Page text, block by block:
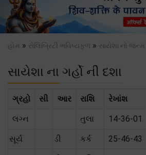
હોમ » સેલિબ્રિટી ભવિષ્યફળ » સાયેશા નો જન્મ
સાયેશા ના ગર્હો ની દશા
ગ્રહો સી આર રાશિ રેખાંશ
લગ્ન તુલા 14-36-01
સૂર્ય ડી કર્ક 25-46-43